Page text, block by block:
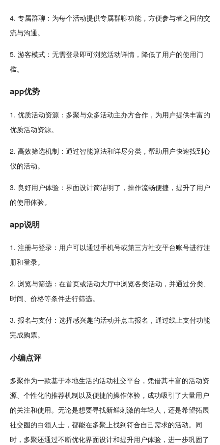
4. 专属群聊：为每个活动提供专属群聊功能，方便参与者之间的交
流与沟通。
5. 游客模式：无需登录即可浏览活动详情，降低了用户的使用门
槛。
app优势
1. 优质活动资源 ：多聚与众多活动主办方合作 ，为用户提供丰富的
优质活动资源。
2. 高效筛选机制：通过智能算法和详尽分类，帮助用户快速找到心
仪的活动。
3. 良好用户体验：界面设计简洁明了，操作流畅便捷，提升了用户
的使用体验。
app说明
1. 注册与登录：用户可以通过手机号或第三方社交平台账号进行注
册和登录。
2. 浏览与筛选：在首页或活动大厅中浏览各类活动，并通过分类、
时间、价格等条件进行筛选。
3. 报名与支付：选择感兴趣的活动并点击报名，通过线上支付功能
完成购票。
小编点评
多聚作为一款基于本地生活的活动社交平台，凭借其丰富的活动资
源、个性化的推荐机制以及便捷的操作体验，成功吸引了大量用户
的关注和使用。无论是想要寻找新鲜刺激的年轻人，还是希望拓展
社交圈的白领人士，都能在多聚上找到符合自己需求的活动。同
时，多聚还通过不断优化界面设计和提升用户体验，进一步巩固了